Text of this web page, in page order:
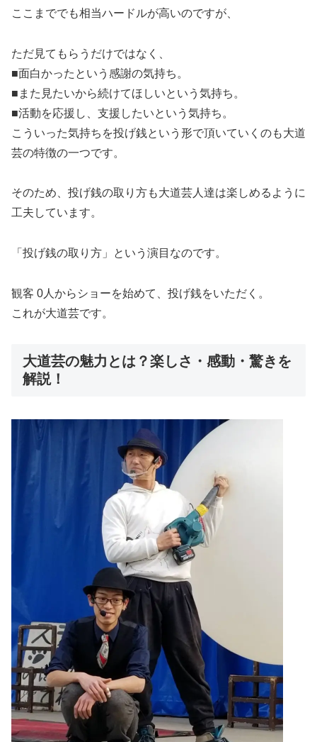
ここまででも相当ハードルが高いのですが、
ただ見てもらうだけではなく、
■面白かったという感謝の気持ち。
■また見たいから続けてほしいという気持ち。
■活動を応援し、支援したいという気持ち。
こういった気持ちを投げ銭という形で頂いていくのも大道
芸の特徴の一つです。
そのため、投げ銭の取り方も大道芸人達は楽しめるように
工夫しています。
「投げ銭の取り方」という演目なのです。
観客 0人からショーを始めて、投げ銭をいただく。
これが大道芸です。
大道芸の魅力とは？楽しさ・感動・驚きを
解説！